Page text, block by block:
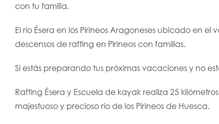
con tu familia.
El río Ésera en los Pirineos Aragoneses ubicado en
descensos de rafting en Pirineos con familias.
Si estás preparando tus próximas vacaciones y no
Rafting Ésera y Escuela de kayak realiza 25
majestuoso y precioso río de los Pirineos de Huesca.